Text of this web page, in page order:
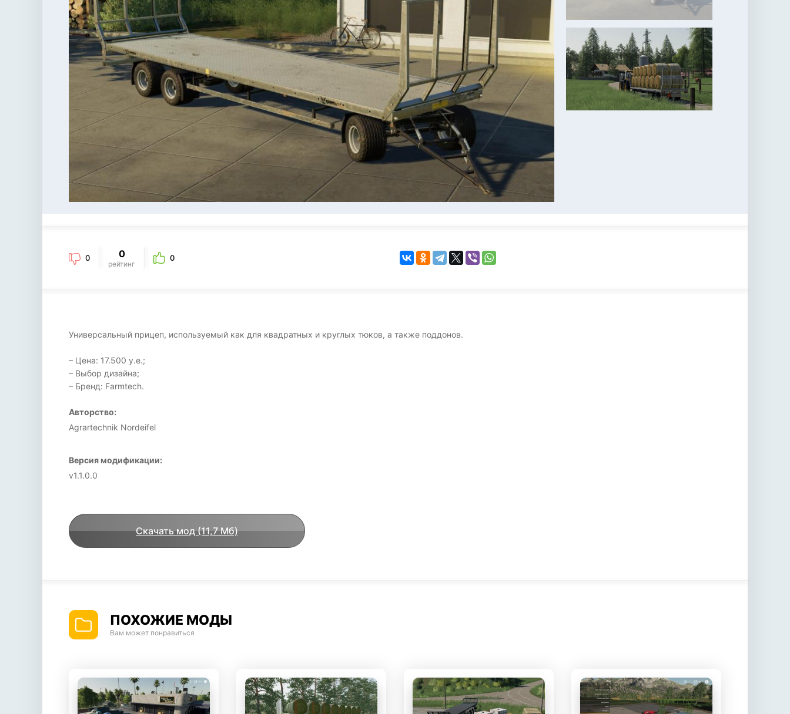
KINGDOM COME:
DELIVERANCE
бродилка
KENSHI
экшн
0 0
рейтинг
0
Универсальный прицеп, используемый как для квадратных и круглых тюков, а также поддонов.
– Цена: 17.500 у.е.;
– Выбор дизайна;
– Бренд: Farmtech.
Авторство:
Agrartechnik Nordeifel
Версия модификации:
v1.1.0.0
Скачать мод (11,7 Мб)
ПОХОЖИЕ МОДЫ
Вам может понравиться